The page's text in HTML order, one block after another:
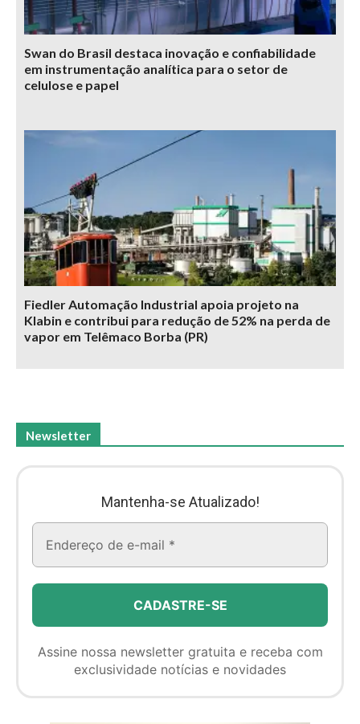
Swan do Brasil destaca inovação e confiabilidade
em instrumentação analítica para o setor de
celulose e papel
Fiedler Automação Industrial apoia projeto na
Klabin e contribui para redução de 52% na perda de
vapor em Telêmaco Borba (PR)
Newsletter
Mantenha-se Atualizado!
Assine nossa newsletter gratuita e receba com
exclusividade notícias e novidades